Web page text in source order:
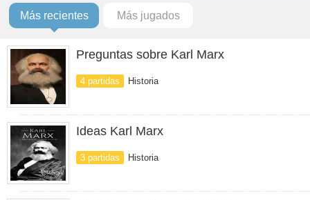
Más recientes Más jugados
Preguntas sobre Karl Marx
4 partidas Historia
Ideas Karl Marx
3 partidas Historia